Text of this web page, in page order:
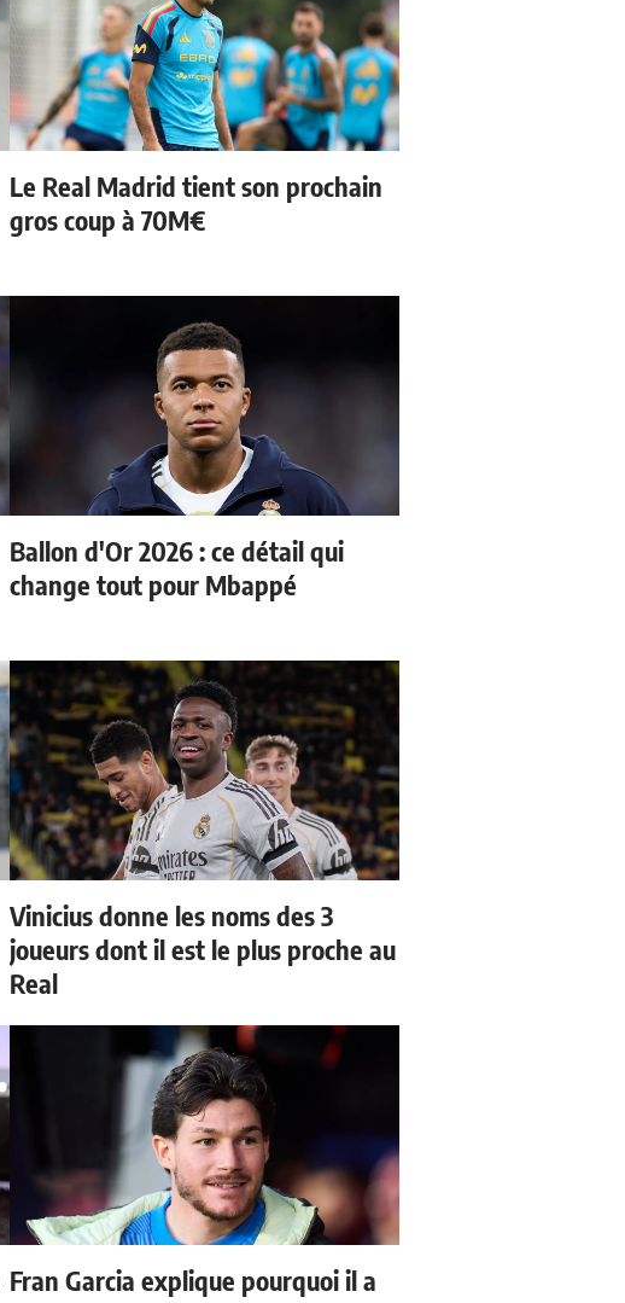
Le Real Madrid tient son prochain
gros coup à 70M€
Ballon d'Or 2026 : ce détail qui
change tout pour Mbappé
Vinicius donne les noms des 3
joueurs dont il est le plus proche au
Real
Fran Garcia explique pourquoi il a